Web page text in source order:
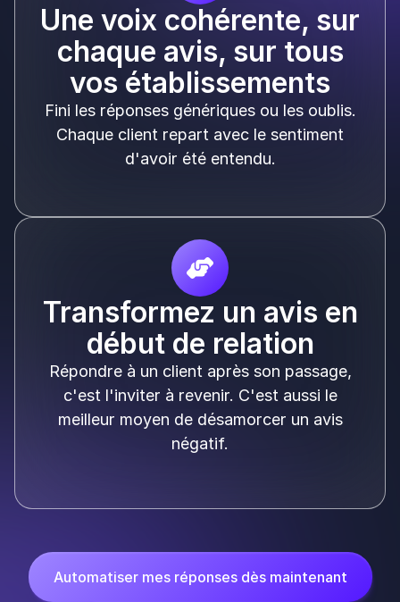
Une voix cohérente, sur
chaque avis, sur tous
vos établissements
Fini les réponses génériques ou les oublis.
Chaque client repart avec le sentiment
d'avoir été entendu.
Transformez un avis en
début de relation
Répondre à un client après son passage,
c'est l'inviter à revenir. C'est aussi le
meilleur moyen de désamorcer un avis
négatif.
Automatiser mes réponses dès maintenant